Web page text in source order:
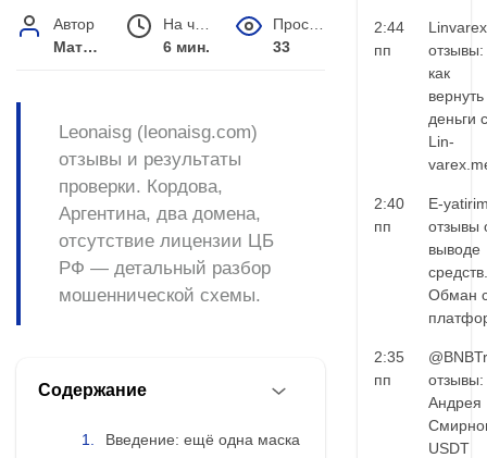
Автор
Матвей Иванов
6 мин.
33
Leonaisg (leonaisg.com)
отзывы и результаты
проверки. Кордова,
Аргентина, два домена,
отсутствие лицензии ЦБ
РФ — детальный разбор
мошеннической схемы.
Содержание
Введение: ещё одна маска
2:44
пп
Linvarex
отзывы:
как
вернуть
деньги с
Lin-
2:40
пп
E-
отзывы
выводе
средств.
Обман
2:35
пп
Андрея
USDT